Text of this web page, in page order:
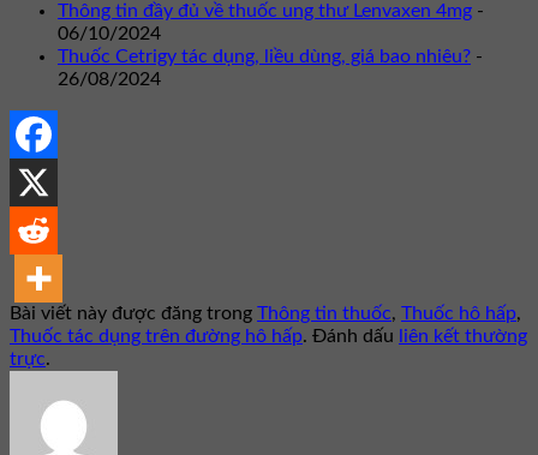
Thông tin đầy đủ về thuốc ung thư Lenvaxen 4mg -
06/10/2024
Thuốc Cetrigy tác dụng, liều dùng, giá bao nhiêu? -
26/08/2024
Bài viết này được đăng trong Thông tin thuốc, Thuốc hô hấp,
Thuốc tác dụng trên đường hô hấp. Đánh dấu
liên kết thường
trực.